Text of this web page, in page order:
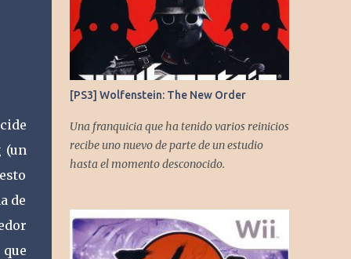
(un
de
a/ Facebook -
https://www.facebook.com/CronicasGoomb
a
[PS3] Wolfenstein: The New Order
Una franquicia que ha tenido varios reinicios
recibe uno nuevo de parte de un estudio
hasta el momento desconocido.